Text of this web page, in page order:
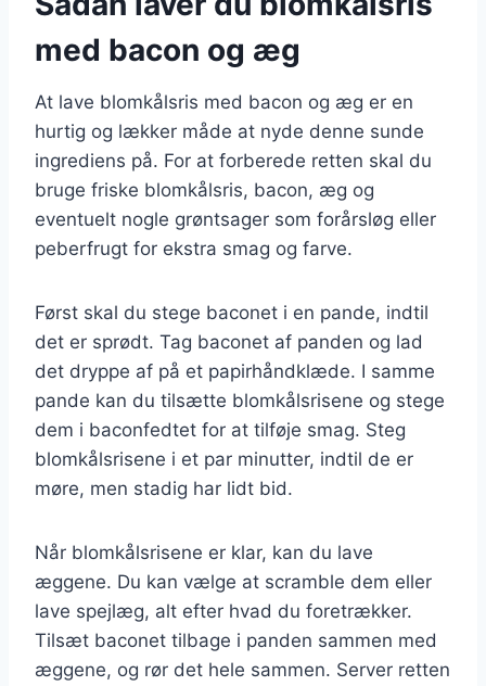
med bacon og æg
At lave blomkålsris med bacon og æg er en
hurtig og lækker måde at nyde denne sunde
ingrediens på. For at forberede retten skal du
bruge friske blomkålsris, bacon, æg og
eventuelt nogle grøntsager som forårsløg eller
peberfrugt for ekstra smag og farve.
Først skal du stege baconet i en pande, indtil
det er sprødt. Tag baconet af panden og lad
det dryppe af på et papirhåndklæde. I samme
pande kan du tilsætte blomkålsrisene og stege
dem i baconfedtet for at tilføje smag. Steg
blomkålsrisene i et par minutter, indtil de er
møre, men stadig har lidt bid.
Når blomkålsrisene er klar, kan du lave
æggene. Du kan vælge at scramble dem eller
lave spejlæg, alt efter hvad du foretrækker.
Tilsæt baconet tilbage i panden sammen med
æggene, og rør det hele sammen. Server retten